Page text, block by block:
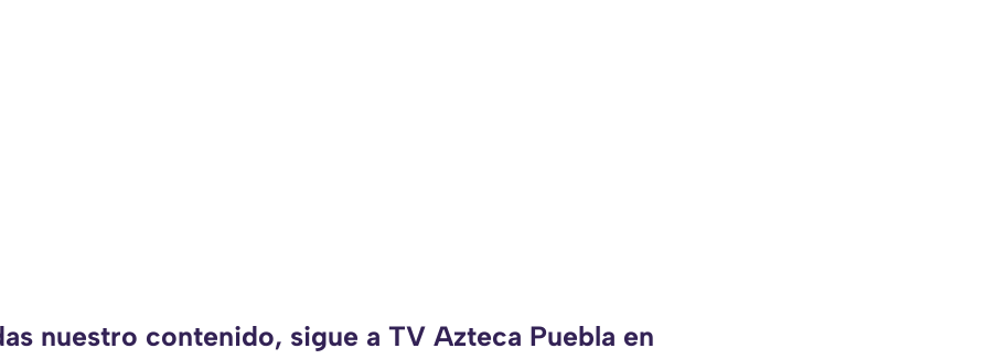
nuestro contenido, sigue a TV Azteca Puebla en